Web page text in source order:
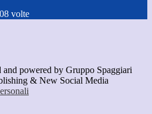
volte
powered by Gruppo Spaggiari
& New Social Media